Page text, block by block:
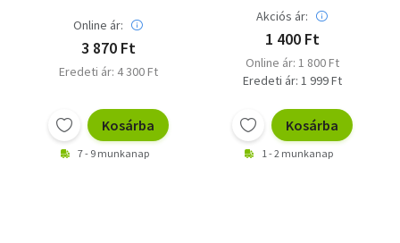
Online ár:
3 870 Ft
Eredeti ár: 4 300 Ft
Kosárba
7 - 9 munkanap
Akciós ár:
1 400 Ft
Online ár: 1 800 Ft
Eredeti ár: 1 999 Ft
Kosárba
1 - 2 munkanap